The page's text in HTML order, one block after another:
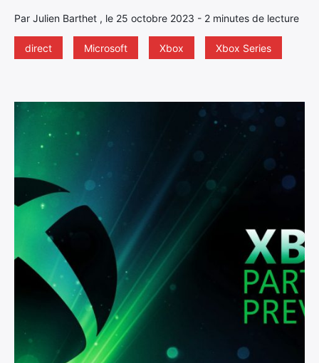
Par Julien Barthet , le 25 octobre 2023 - 2 minutes de lecture
direct Microsoft Xbox Xbox Series